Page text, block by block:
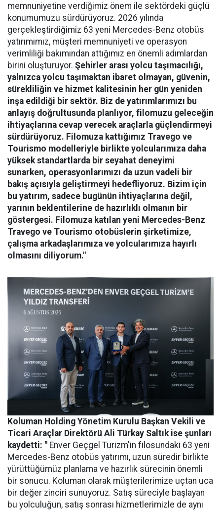
memnuniyetine verdiğimiz önem ile sektördeki güçlü
konumumuzu sürdürüyoruz. 2026 yılında
gerçekleştirdiğimiz 63 yeni Mercedes-Benz otobüs
yatırımımız, müşteri memnuniyeti ve operasyon
verimliliği bakımından attığımız en önemli adımlardan
birini oluşturuyor. Şehirler arası yolcu taşımacılığı,
yalnızca yolcu taşımaktan ibaret olmayan, güvenin,
sürekliliğin ve hizmet kalitesinin her gün yeniden
inşa edildiği bir sektör. Biz de yatırımlarımızı bu
anlayış doğrultusunda planlıyor, filomuzu geleceğin
ihtiyaçlarına cevap verecek araçlarla güçlendirmeyi
sürdürüyoruz. Filomuza kattığımız Travego ve
Tourismo modelleriyle birlikte yolcularımıza daha
yüksek standartlarda bir seyahat deneyimi
sunarken, operasyonlarımızı da uzun vadeli bir
bakış açısıyla geliştirmeyi hedefliyoruz. Bizim için
bu yatırım, sadece bugünün ihtiyaçlarına değil,
yarının beklentilerine de hazırlıklı olmanın bir
göstergesi. Filomuza katılan yeni Mercedes-Benz
Travego ve Tourismo otobüslerin şirketimize,
çalışma arkadaşlarımıza ve yolcularımıza hayırlı
olmasını diliyorum."
Koluman Holding Yönetim Kurulu Başkan Vekili ve
Ticari Araçlar Direktörü Ali Türkay Saltık ise şunları
kaydetti: " Enver Geçgel Turizm'in filosundaki 63 yeni
Mercedes-Benz otobüs yatırımı, uzun süredir birlikte
yürüttüğümüz planlama ve hazırlık sürecinin önemli
bir sonucu. Koluman olarak müşterilerimize uçtan uca
bir değer zinciri sunuyoruz. Satış süreciyle başlayan
bu yolculuğun, satış sonrası hizmetlerimizle de aynı